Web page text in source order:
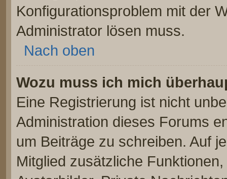
Konfigurationsproblem mit der
Administrator lösen muss.
Nach oben
Wozu muss ich mich
Eine Registrierung ist nicht
Administration dieses Forums
um Beiträge zu schreiben. Auf
Mitglied zusätzliche